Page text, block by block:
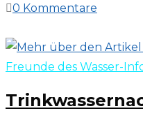
0 Kommentare
Freunde des Wasser-